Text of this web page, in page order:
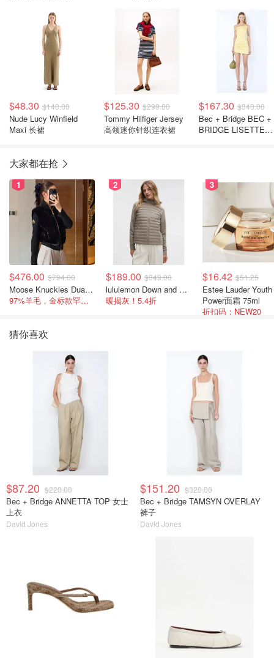
$48.30 $140.00
Nude Lucy Winfield
Maxi 长裙
$125.30 $299.00
Tommy Hilfiger Jersey
高领迷你针织连衣裙
$167.30 $340.00
Bec + Bridge BEC +
BRIDGE LISETTE
大家都在抢
1
$476.00 $794.00
Moose Knuckles Dua Bunny 羊毛混纺针织夹克
97%羊毛，金标款罕见打折
2
$189.00 $349.00
lululemon Down and Around 羽绒夹克
暖揭灰！5.4折
3
$16.42 $51.25
Estee Lauder Youth
Power面霜 75ml
折扣码：NEW20
猜你喜欢
$87.20 $220.00
Bec + Bridge ANNETTA TOP 女士
上衣
David Jones
$151.20 $320.00
Bec + Bridge TAMSYN OVERLAY
裤子
David Jones